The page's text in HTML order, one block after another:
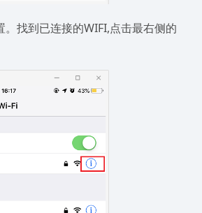
。找到已连接的WIFI,点击最右侧的